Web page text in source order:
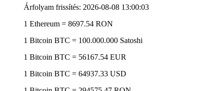
Árfolyam frissítés: 2026-08-08 13:00:03
1 Ethereum = 8697.54 RON
1 Bitcoin BTC = 100.000.000 Satoshi
1 Bitcoin BTC = 56167.54 EUR
1 Bitcoin BTC = 64937.33 USD